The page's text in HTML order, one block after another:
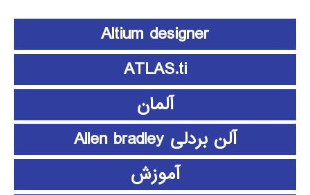
Altium designer
ATLAS.ti
آلمان
آلن بردلی Allen bradley
آموزش